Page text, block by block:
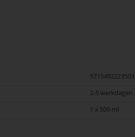
5715492223503
2-5 werkdagen
1 x 500 ml